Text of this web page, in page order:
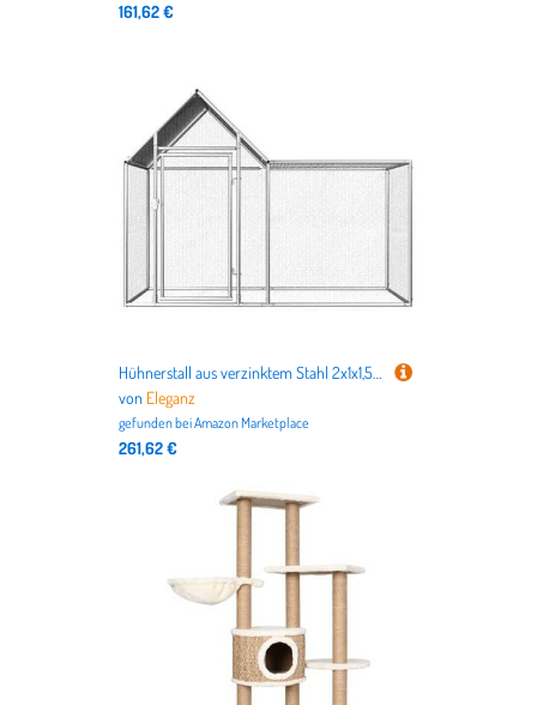
161,62 €
Hühnerstall aus verzinktem Stahl 2x1x1,5 m - Robustes Gehege für Kleintiere - Wetterfest & langlebig - Ideal für Garten und Freilauf
von Eleganz
gefunden beiAmazon Marketplace
261,62 €